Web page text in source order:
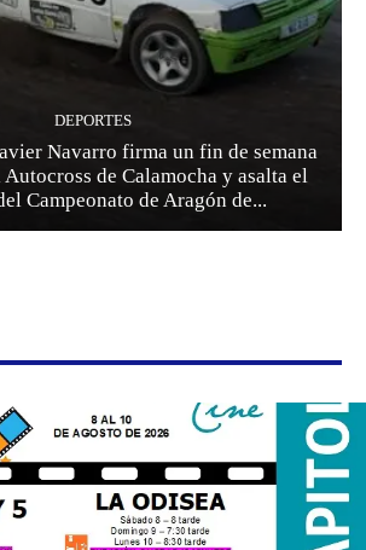
DEPORTES
Navarro firma un fin de semana
de Calamocha y asalta el
Campeonato de Aragón de...